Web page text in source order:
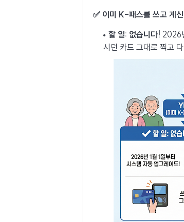
✅ 이미 K-패스를 쓰고 계
할 일: 없습니다! 2026
시던 카드 그대로 찍고